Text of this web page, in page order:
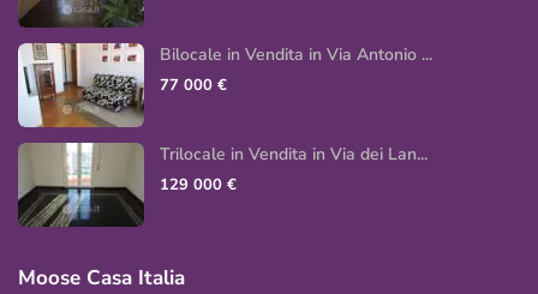
Bilocale in Vendita in Via Antonio ...
77 000 €
Trilocale in Vendita in Via dei Lan...
129 000 €
Moose Casa Italia